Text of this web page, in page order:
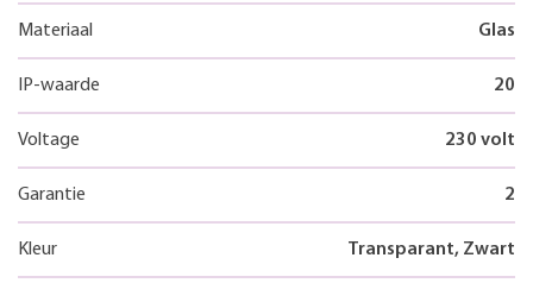
Materiaal Glas
IP-waarde 20
Voltage 230 volt
Garantie 2
Kleur Transparant, Zwart